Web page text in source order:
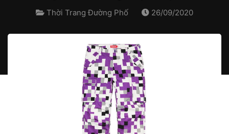
Thời Trang Đường Phố 26/09/2020